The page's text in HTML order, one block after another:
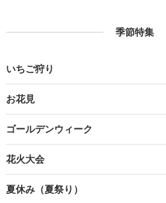
季節特集
いちご狩り
お花見
ゴールデンウィーク
花火大会
夏休み（夏祭り）